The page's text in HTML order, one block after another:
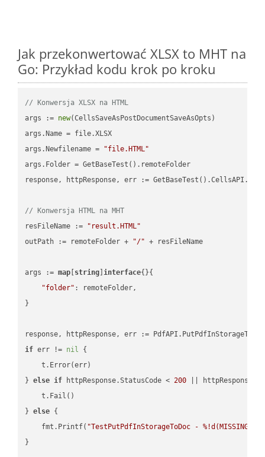
Jak przekonwertować XLSX to MHT na
Go: Przykład kodu krok po kroku
// Konwersja XLSX na HTML
args := new(CellsSaveAsPostDocumentSaveAsOpts)
args.Name = file.XLSX
args.Newfilename =
"file.HTML"
args.Folder = GetBaseTest().remoteFolder
response, httpResponse, err :=
// Konwersja HTML na MHT
resFileName :=
"result.HTML"
outPath := remoteFolder +
"/" + resFileName
args := map string ]interface{}{
"folder" : remoteFolder,
}
if err != nil {
    t.Error(err)
} else if httpResponse.StatusCode < 200 ||
    t.Fail()
} else {
    fmt.Printf(
"TestPutPdfInStorageToDoc - %!d(MISSING)\n"